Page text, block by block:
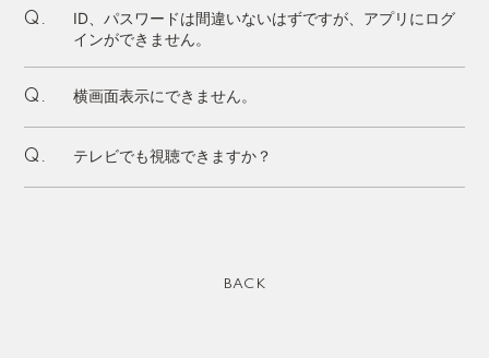
Q.
ID、パスワードは間違いないはずですが、アプリにログ
インができません。
Q. 横画面表示にできません。
Q. テレビでも視聴できますか？
BACK